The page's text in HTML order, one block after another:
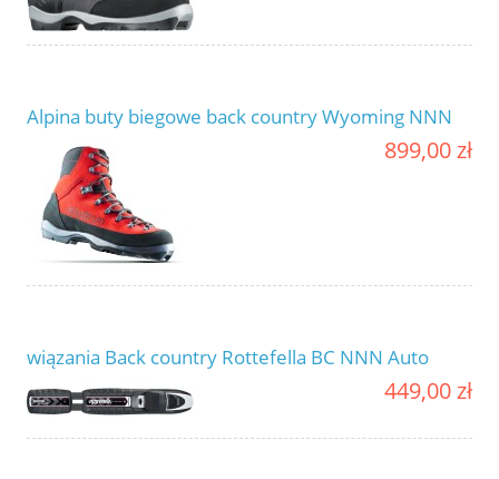
Alpina buty biegowe back country Wyoming NNN
899,00 zł
wiązania Back country Rottefella BC NNN Auto
449,00 zł